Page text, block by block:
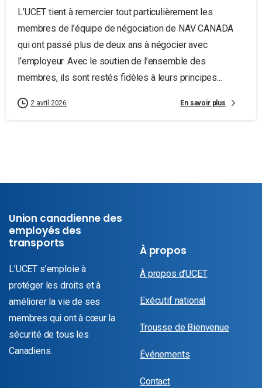
L’UCET tient à remercier tout particulièrement les
membres de l’équipe de négociation de NAV CANADA
qui ont passé plus de deux ans à négocier avec
l’employeur. Avec le soutien de l’ensemble des
membres, ils sont restés fidèles à leurs principes...
2 avril 2026 En savoir plus
Union canadienne des
employés des
transports
L’UCET s’emploie à
protéger les droits et à
améliorer la vie de ses
membres qui ont à cœur la
sécurité de tous les
Canadiens.
À propos
À propos d’UCET
Exécutif national
Trousse de Bienvenue
Événements
Contact